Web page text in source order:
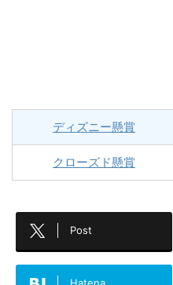
ディズニー懸賞
クローズド懸賞
Post